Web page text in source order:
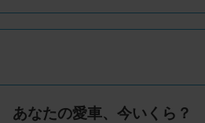
あなたの愛車、今いくら？